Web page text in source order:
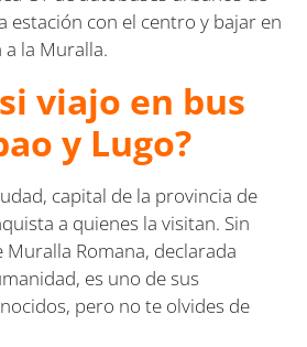
estación con el centro y bajar en
la Muralla.
viajo en bus
y Lugo?
capital de la provincia de
a quienes la visitan. Sin
Romana, declarada
es uno de sus
pero no te olvides de